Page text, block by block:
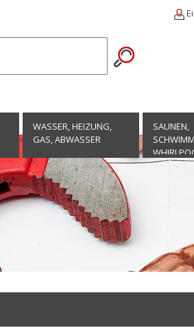
WASSER, HEIZUNG,
GAS, ABWASSER
SAUNEN,